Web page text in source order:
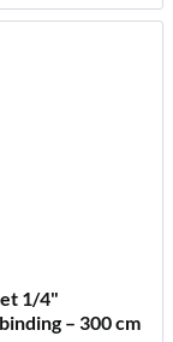
1/4"
– 300 cm